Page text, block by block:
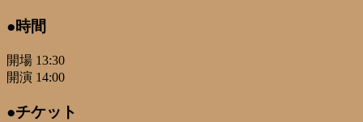
●時間
開場 13:30
開演 14:00
●チケット